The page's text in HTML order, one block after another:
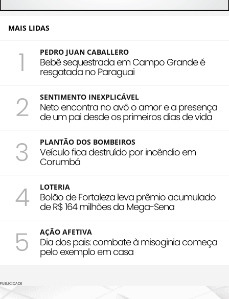
MAIS LIDAS
1 PEDRO JUAN CABALLERO
Bebê sequestrada em Campo Grande é
resgatada no Paraguai
2 SENTIMENTO INEXPLICÁVEL
Neto encontra no avô o amor e a presença
de um pai desde os primeiros dias de vida
3 PLANTÃO DOS BOMBEIROS
Veículo fica destruído por incêndio em
Corumbá
4 LOTERIA
Bolão de Fortaleza leva prêmio acumulado
de R$ 164 milhões da Mega-Sena
5 AÇÃO AFETIVA
Dia dos pais: combate à misoginia começa
pelo exemplo em casa
PUBLICIDADE